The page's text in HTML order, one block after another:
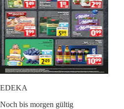
EDEKA
Noch bis morgen gültig